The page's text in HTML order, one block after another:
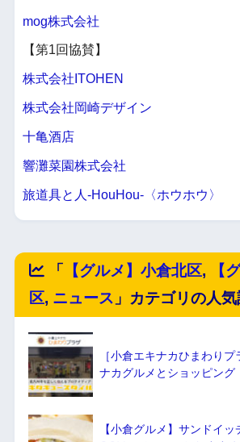
mog株式会社
【第1回協賛】
株式会社ITOHEN
株式会社岡崎デザイン
十亀酒店
響灘菜園株式会社
旅道具と人-HouHou-〈ホウホウ〉
「 【グルメ】小倉北区,
【
区, ニュース 」カテゴリの人
［小倉エキナカひまわり
ナカグルメとショッピング
【小倉グルメ】サンドイッ